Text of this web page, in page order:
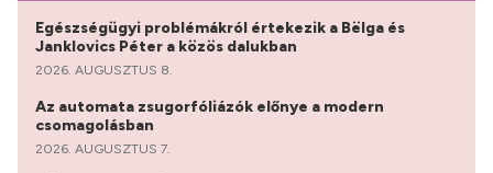
Egészségügyi problémákról értekezik a Bëlga és
Janklovics Péter a közös dalukban
2026. AUGUSZTUS 8.
Az automata zsugorfóliázók előnye a modern
csomagolásban
2026. AUGUSZTUS 7.